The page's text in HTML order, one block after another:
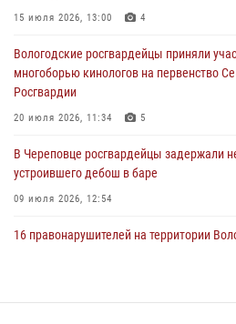
В Вологде росгвардейцы задержали
29 июля 2026, 09:08
15 июля 2026, 13:00 4
Вологодские росгвардейцы приняли
многоборью кинологов на первенство
Росгвардии
20 июля 2026, 11:34 5
В Череповце росгвардейцы задержали
устроившего дебош в баре
09 июля 2026, 12:54
16 правонарушителей на территории